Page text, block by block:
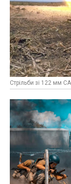
Стрільби зі 122 мм